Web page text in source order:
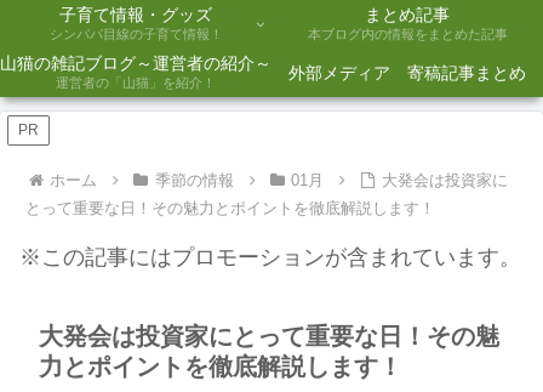
子育て情報・グッズ
シンパパ目線の子育て情報！
まとめ記事
本ブログ内の情報をまとめた記事
山猫の雑記ブログ～運営者の紹介～
運営者の「山猫」を紹介！ 外部メディア 寄稿記事まとめ
PR
ホーム 季節の情報 01月
大発会は投資家に
とって重要な日！その魅力とポイントを徹底解説します！
※この記事にはプロモーションが含まれています。
大発会は投資家にとって重要な日！その魅
力とポイントを徹底解説します！